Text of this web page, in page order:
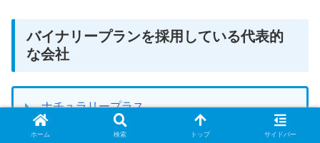
バイナリープランを採用している代表的
な会社
ナチュラリープラス
ニナファーム
ホーム 検索 トップ サイドバー